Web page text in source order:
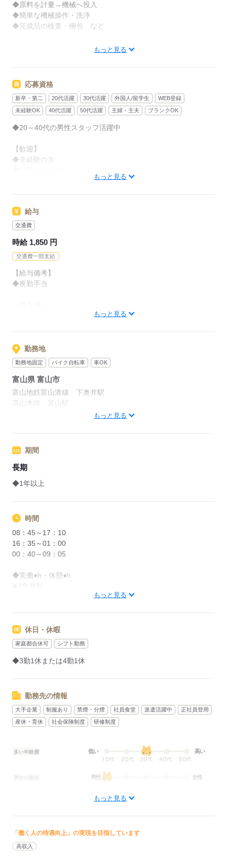
◆原料を計量→機械へ投入
◆簡単な機械操作・洗浄
◆完成品の検査・梱包 など
入社後に充実した研修あり！
未経験の方も安心して
飛び込んできてくださいね◎
お気軽にご応募、ご連絡ください
応募する
もっと見る
応募資格
新卒・第二 20代活躍 30代活躍 外国人/留学生
WEB登録
未経験OK
40代活躍 50代活躍 主婦・主夫 ブランクOK
◆20～40代の男性スタッフ活躍中
【歓迎】
◆未経験の方
※22時～翌5時まで18歳以上の方（省令2号）
◆社会保険制度
◆正社員登用制度
◆車・バイク通勤OK
◆夜勤手当
◆空調完備
応募する
もっと見る
給与
交通費
時給 1,850 円
交通費一部支給
【給与備考】
◆夜勤手当
※月上限15,000円
もっと見る
勤務地
勤務地固定 バイク自転車 車OK
富山県 富山市
富山地鉄富山港線 下奥井駅
高山本線 富山駅
もっと見る
期間
長期
◆1年以上
時間
08：45～17：10
16：35～01：00
00：40～09：05
◆実働●h・休憩●h
もっと見る
休日・休暇
家庭都合休可 シフト勤務
◆3勤1休または4勤1休
勤務先の情報
大手企業 制服あり 禁煙・分煙 社員食堂 派遣活躍中
正社員登用
産休・育休
社会保険制度 研修制度
多い年齢層 低い 高い
男性 女性
ひとりで
職場の様子 しずか
男女比
もっと見る
「働く人の待遇向上」の実現を目指しています
高収入